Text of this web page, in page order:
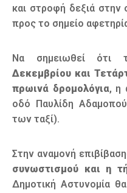
και στροφή δεξιά
προς το σημείο
Να σημειωθεί ότι
Δεκεμβρίου και
πρωινά δρομολόγια, η
οδό Παυλίδη
των ταξί).
Στην αναμονή
συνωστισμού και η
Δημοτική Αστυνομία